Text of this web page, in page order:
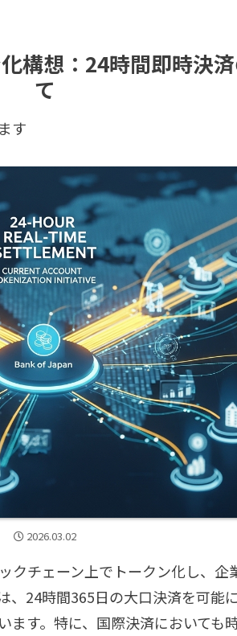
構想：24時間即時決
て
す
2026.03.02
クチェーン上でトークン化し、企
、24時間365日の大口決済を可能
ます。特に、国際決済においても